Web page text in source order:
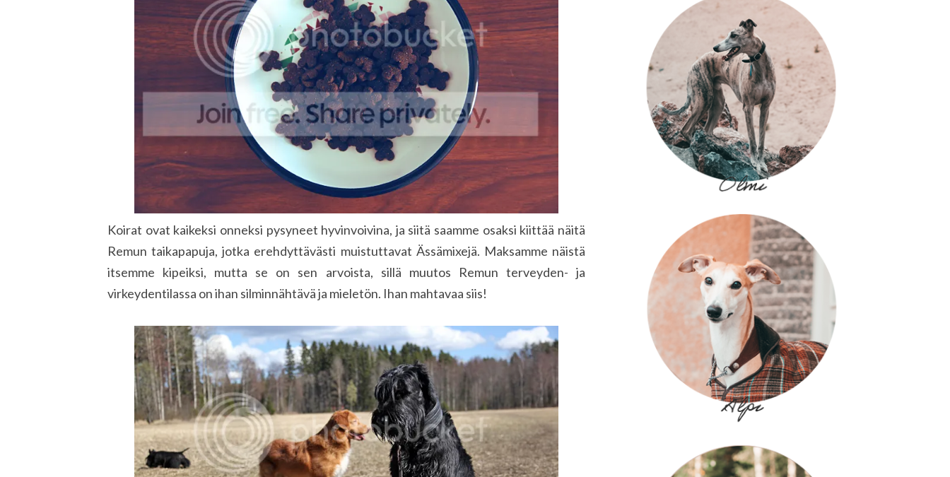
Koirat ovat kaikeksi onneksi pysyneet hyvinvoivina, ja siitä saamme osaksi kiittää näitä
Remun taikapapuja, jotka erehdyttävästi muistuttavat Ässämixejä. Maksamme näistä
itsemme kipeiksi, mutta se on sen arvoista, sillä muutos Remun terveyden- ja
virkeydentilassa on ihan silminnähtävä ja mieletön. Ihan mahtavaa siis!